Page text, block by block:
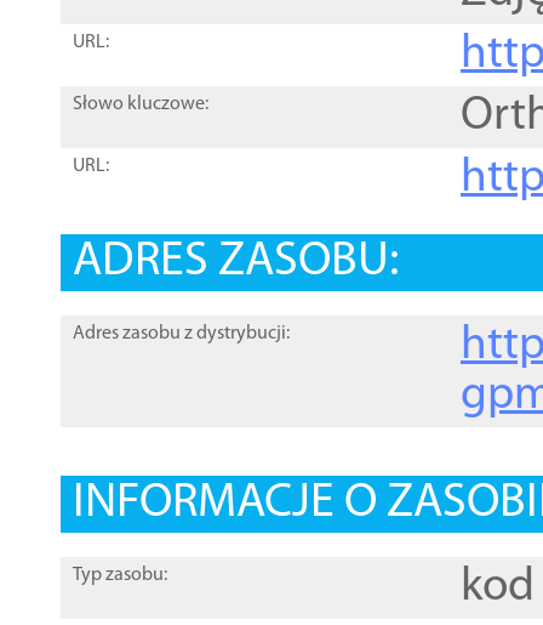
URL:
Słowo kluczowe:
URL:
ADRES ZASOBU:
Adres zasobu z dystrybucji:
INFORMACJE O
Typ zasobu: kod